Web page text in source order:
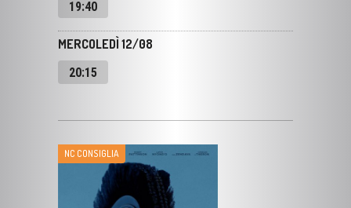
MERCOLEDÌ 12/08
20:15